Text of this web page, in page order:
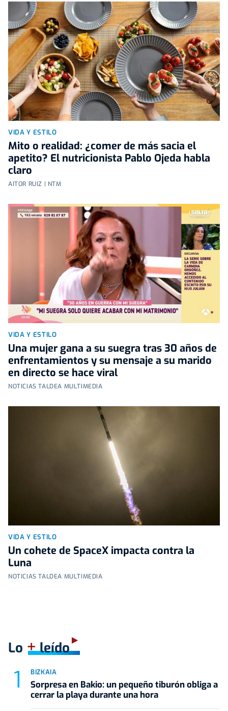
VIDA Y ESTILO
Mito o realidad: ¿comer de más sacia el
apetito? El nutricionista Pablo Ojeda habla
claro
AITOR RUIZ | NTM
VIDA Y ESTILO
Una mujer gana a su suegra tras 30 años de
enfrentamientos y su mensaje a su marido
en directo se hace viral
NOTICIAS TALDEA MULTIMEDIA
VIDA Y ESTILO
Un cohete de SpaceX impacta contra la
Luna
NOTICIAS TALDEA MULTIMEDIA
Lo +leído
BIZKAIA
Sorpresa en Bakio: un pequeño tiburón obliga a
cerrar la playa durante una hora